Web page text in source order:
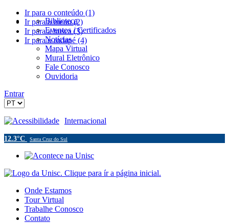
Ir para o conteúdo (1)
Ir para o menu (2)
Ir para a busca (3)
Ir para o rodapé (4)
Biblioteca
Eventos / Certificados
Notícias
Mapa Virtual
Mural Eletrônico
Fale Conosco
Ouvidoria
Entrar
Acessibilidade Internacional
12.3°C Santa Cruz do Sul
Onde Estamos
Tour Virtual
Trabalhe Conosco
Contato